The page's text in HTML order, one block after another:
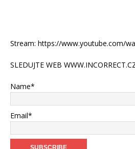
Stream: https://www.youtube.com/
SLEDUJTE WEB
Name*
Email*